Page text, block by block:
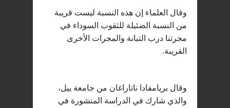
وقال العلماء إن هذه النسبة ليست قريبة
من النسبة الضئيلة للثقوب السوداء في
مجرتنا درب التبانة والمجرات الأخرى
القريبة.
وقال بريامفادا ناتاراغان من جامعة ييل،
والذي شارك في الدراسة المنشورة في